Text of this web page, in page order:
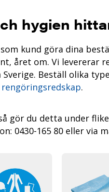
hygien
kund göra dina
året om. Vi levererar
Beställ olika
rengöringsredskap.
gör du detta under
0430-165 80 eller via